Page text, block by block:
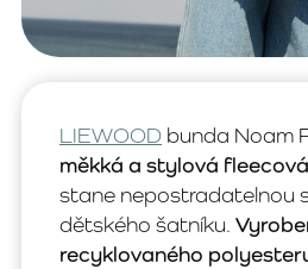
LIEWOOD bunda Noam
měkká a stylová
stane nepostradatelnou
dětského šatníku.
recyklovaného